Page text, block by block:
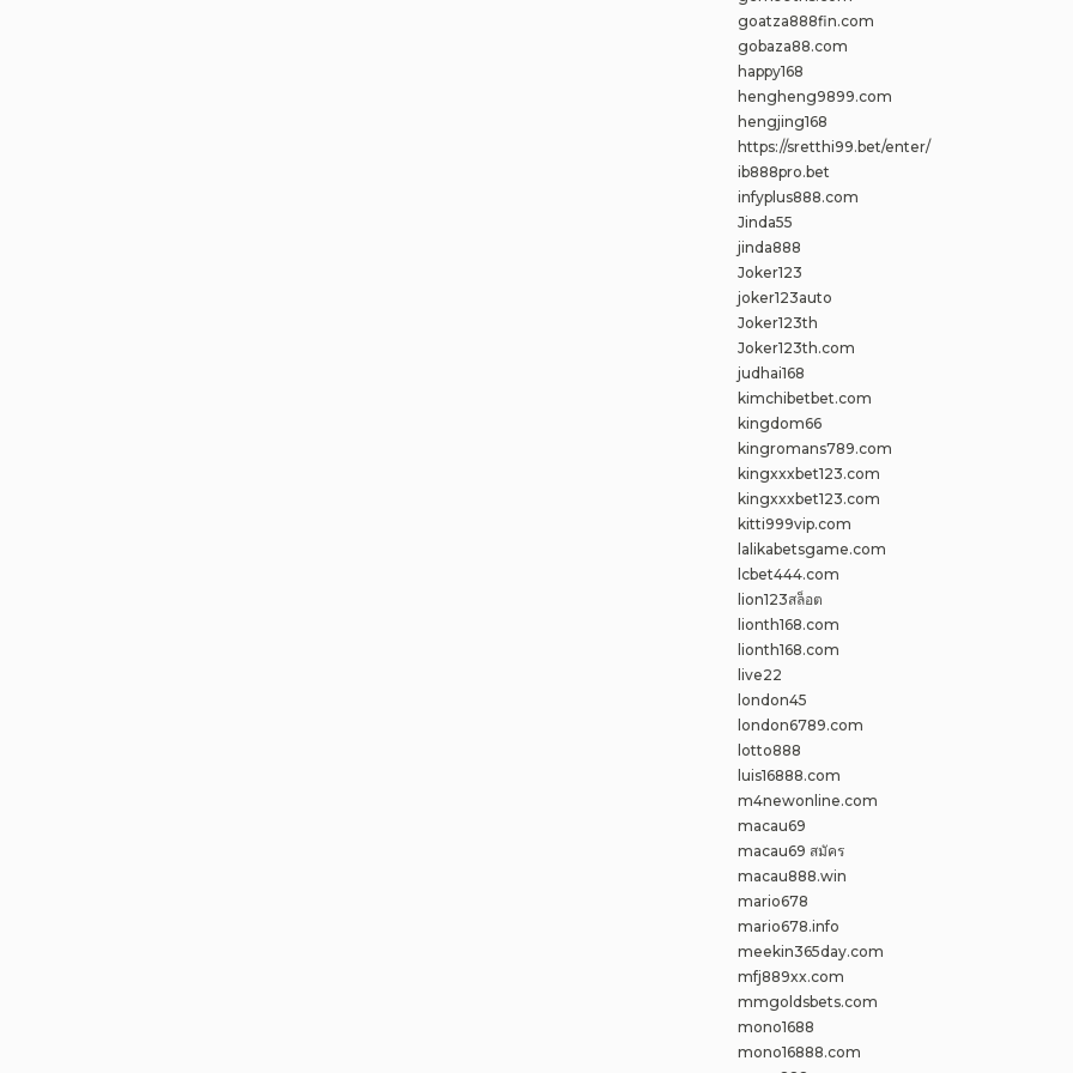
goatza888fin.com
gobaza88.com
happy168
hengheng9899.com
hengjing168
https://sretthi99.bet/enter/
ib888pro.bet
infyplus888.com
Jinda55
jinda888
Joker123
joker123auto
Joker123th
Joker123th.com
judhai168
kimchibetbet.com
kingdom66
kingromans789.com
kingxxxbet123.com
kingxxxbet123.com
kitti999vip.com
lalikabetsgame.com
lcbet444.com
lion123สล็อต
lionth168.com
lionth168.com
live22
london45
london6789.com
lotto888
luis16888.com
m4newonline.com
macau69
macau69 สมัคร
macau888.win
mario678
mario678.info
meekin365day.com
mfj889xx.com
mmgoldsbets.com
mono1688
mono16888.com